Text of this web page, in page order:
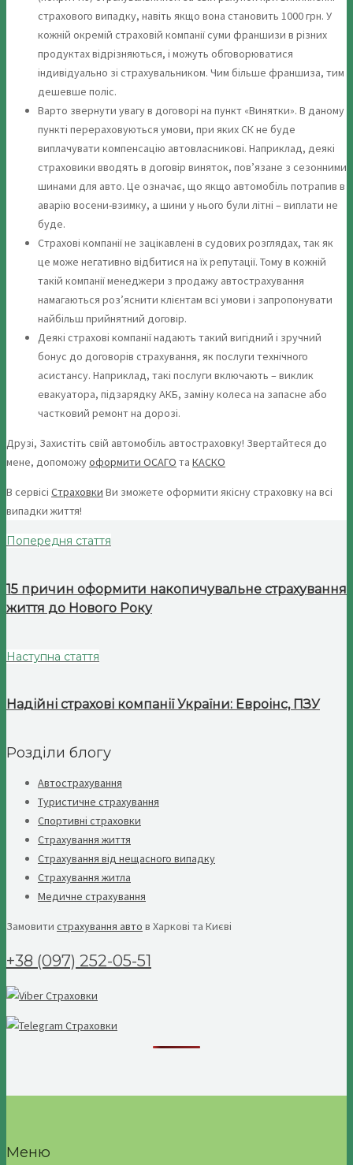
страхового випадку, навіть якщо вона становить 1000 грн. У
кожній окремій страховій компанії суми франшизи в різних
продуктах відрізняються, і можуть обговорюватися
індивідуально зі страхувальником. Чим більше франшиза, тим
дешевше поліс.
Варто звернути увагу в договорі на пункт «Винятки». В даному
пункті перераховуються умови, при яких СК не буде
виплачувати компенсацію автовласникові. Наприклад, деякі
страховики вводять в договір виняток, пов’язане з сезонними
шинами для авто. Це означає, що якщо автомобіль потрапив в
аварію восени-взимку, а шини у нього були літні – виплати не
буде.
Страхові компанії не зацікавлені в судових розглядах, так як
це може негативно відбитися на їх репутації. Тому в кожній
такій компанії менеджери з продажу автострахування
намагаються роз’яснити клієнтам всі умови і запропонувати
найбільш прийнятний договір.
Деякі страхові компанії надають такий вигідний і зручний
бонус до договорів страхування, як послуги технічного
асистансу. Наприклад, такі послуги включають – виклик
евакуатора, підзарядку АКБ, заміну колеса на запасне або
частковий ремонт на дорозі.
Друзі, Захистіть свій автомобіль автостраховку! Звертайтеся до
мене, допоможуоформити ОСАГО та КАСКО
В сервісі Страховки Ви зможете оформити якісну страховку на всі
випадки життя!
Попередня стаття
15 причин оформити накопичувальне страхування
життя до Нового Року
Наступна стаття
Надійні страхові компанії України: Евроінс, ПЗУ
Розділи блогу
Автострахування
Туристичне страхування
Спортивні страховки
Страхування життя
Страхування від нещасного випадку
Страхування житла
Медичне страхування
Замовити страхування авто в Харкові та Києві
+38 (097) 252-05-51
Меню